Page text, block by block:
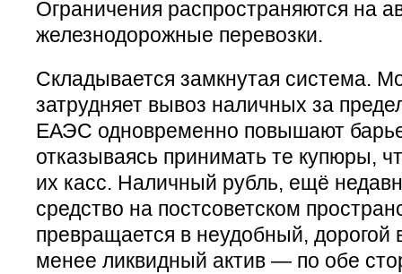
Ограничения распространяются на
железнодорожные перевозки.
Складывается замкнутая система.
затрудняет вывоз наличных за
ЕАЭС одновременно повышают
отказываясь принимать те купюры,
их касс. Наличный рубль, ещё
средство на постсоветском
превращается в неудобный, дорогой
менее ликвидный актив — по обе